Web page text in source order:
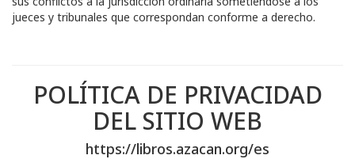
jueces y tribunales que correspondan conforme a derecho.
POLÍTICA DE PRIVACIDAD
DEL SITIO WEB
https://libros.azacan.org/es